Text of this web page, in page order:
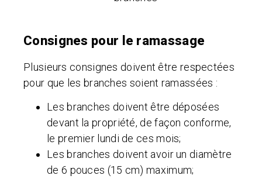
Consignes pour le ramassage
Plusieurs consignes doivent être respectées
pour que les branches soient ramassées :
Les branches doivent être déposées
devant la propriété, de façon conforme,
le premier lundi de ces mois;
Les branches doivent avoir un diamètre
de 6 pouces (15 cm) maximum;